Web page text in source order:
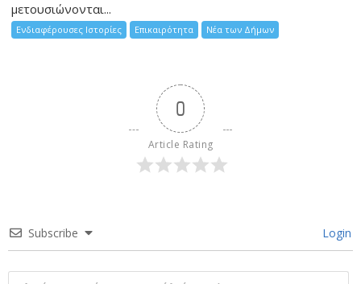
μετουσιώνονται...
Ενδιαφέρουσες Ιστορίες Επικαιρότητα Νέα των Δήμων
0
Article Rating
Subscribe Login